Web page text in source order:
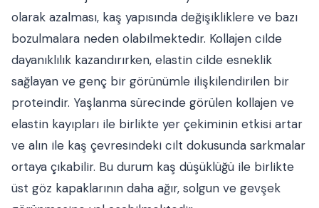
olarak azalması, kaş yapısında değişikliklere ve bazı
bozulmalara neden olabilmektedir. Kollajen cilde
dayanıklılık kazandırırken, elastin cilde esneklik
sağlayan ve genç bir görünümle ilişkilendirilen bir
proteindir. Yaşlanma sürecinde görülen kollajen ve
elastin kayıpları ile birlikte yer çekiminin etkisi artar
ve alın ile kaş çevresindeki cilt dokusunda sarkmalar
ortaya çıkabilir. Bu durum kaş düşüklüğü ile birlikte
üst göz kapaklarının daha ağır, solgun ve gevşek